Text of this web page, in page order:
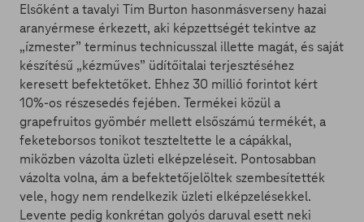
Elsőként a tavalyi Tim Burton hasonmásverseny hazai
aranyérmese érkezett, aki képzettségét tekintve az
„ízmester” terminus technicusszal illette magát, és saját
készítésű „kézműves” üdítőitalai terjesztéséhez
keresett befektetőket. Ehhez 30 millió forintot kért
10%-os részesedés fejében. Termékei közül a
grapefruitos gyömbér mellett elsőszámú termékét, a
feketeborsos tonikot teszteltette le a cápákkal,
miközben vázolta üzleti elképzeléseit. Pontosabban
vázolta volna, ám a befektetőjelöltek szembesítették
vele, hogy nem rendelkezik üzleti elképzelésekkel.
Levente pedig konkrétan golyós daruval esett neki